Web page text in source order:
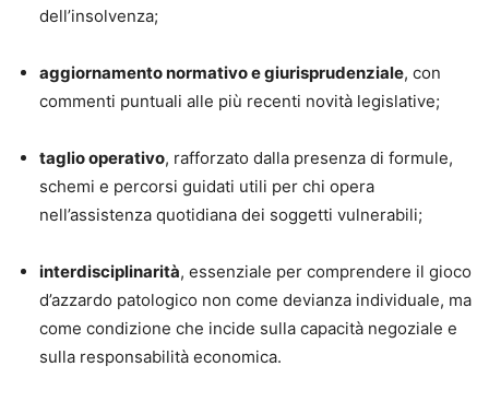
dell’insolvenza;
aggiornamento normativo e giurisprudenziale, con
commenti puntuali alle più recenti novità legislative;
taglio operativo, rafforzato dalla presenza di formule,
schemi e percorsi guidati utili per chi opera
nell’assistenza quotidiana dei soggetti vulnerabili;
interdisciplinarità, essenziale per comprendere il gioco
d’azzardo patologico non come devianza individuale, ma
come condizione che incide sulla capacità negoziale e
sulla responsabilità economica.